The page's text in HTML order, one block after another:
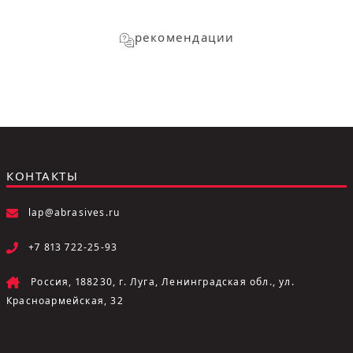
рекомендации
КОНТАКТЫ
lap@abrasives.ru
+7 813 722-25-93
Россия, 188230, г. Луга, Ленинградская обл., ул.
Красноармейская, 32